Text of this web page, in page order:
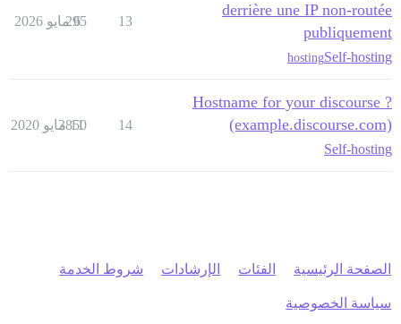
derrière une IP non-routée
publiquement
Self-hosting
hosting
13
295
6 مايو 2026
Hostname for your discourse ?
(example.discourse.com)
Self-hosting
14
3850
11 مايو 2020
الصفحة الرئيسية الفئات الإرشادات شروط الخدمة
سياسة الخصوصية